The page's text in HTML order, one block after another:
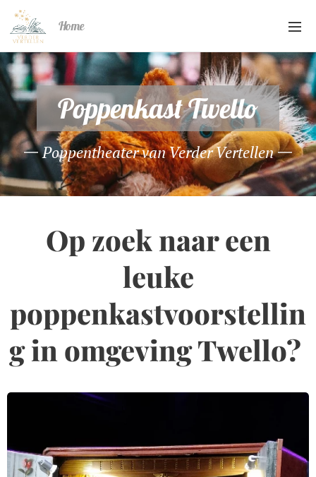
Home
Poppenkast Twello
Poppentheater van Verder Vertellen
Op zoek naar een
leuke
poppenkastvoorstellin
g in omgeving Twello?